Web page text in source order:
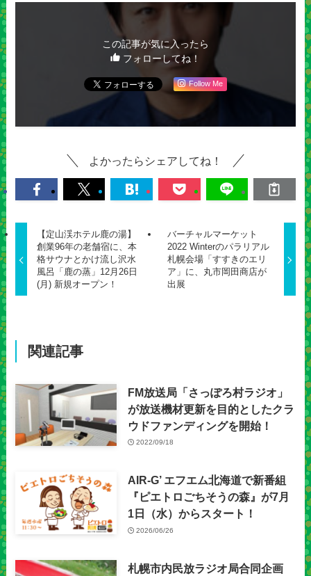
この記事が気に入ったら
フォローしてね！
Follow Me
よかったらシェアしてね！
【定山渓ホテル鹿の湯】
創業96年の老舗宿に、本
格サウナとかけ流し沢水
風呂「鹿の蒸」12月26日
(月) 新規オープン！
バーチャルマーケット
2022 Winterのパラリアル
札幌会場「すすきのエリ
ア」に、丸市岡田商店が
出展
関連記事
FM放送局「さっぽろ村ラジオ」
が放送機材更新を目的としたクラ
ウドファンディングを開始！
2022/09/18
AIR-G’ エフエム北海道で新番組
『ピエトロごちそうの森』が7月
1日（水）からスタート！
2026/06/26
札幌市内民放ラジオ局合同企画